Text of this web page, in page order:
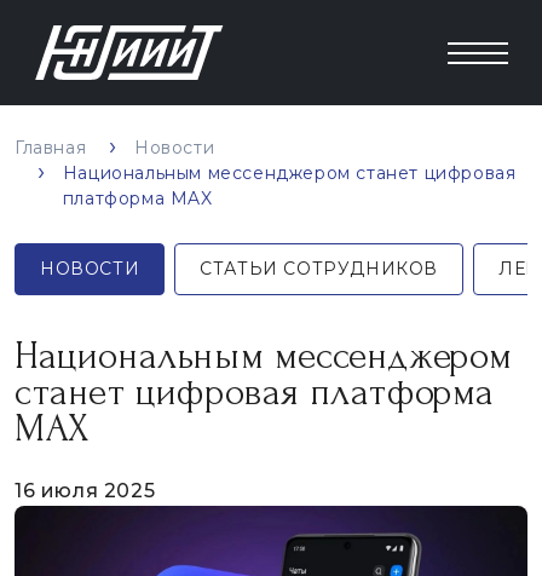
Главная
Новости
Национальным мессенджером станет цифровая
платформа MAX
НОВОСТИ СТАТЬИ СОТРУДНИКОВ
Национальным мессенджером
станет цифровая платформа
MAX
16 июля 2025